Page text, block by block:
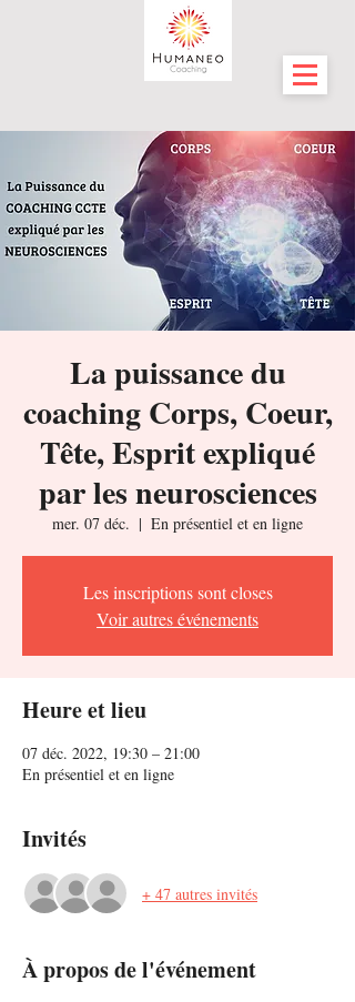
La puissance du
coaching Corps, Coeur,
Tête, Esprit expliqué
par les neurosciences
mer. 07 déc.
  |
En présentiel et en ligne
Les inscriptions sont closes
Voir autres événements
Heure et lieu
07 déc. 2022, 19:30 – 21:00
En présentiel et en ligne
Invités
+ 47 autres invités
À propos de l'événement